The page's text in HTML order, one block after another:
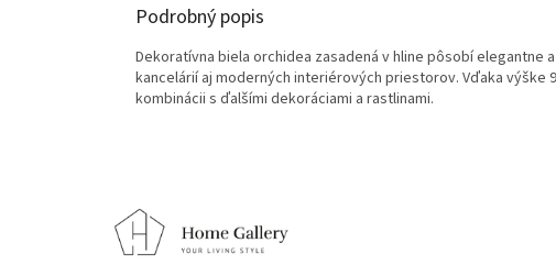
Podrobný popis
Dekoratívna biela orchidea zasadená v hline pôsobí elegantne
kancelárií aj moderných interiérových priestorov. Vďaka
kombinácii s ďalšími dekoráciami a rastlinami.